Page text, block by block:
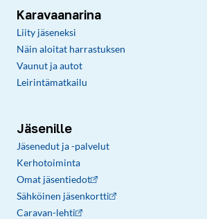
Karavaanarina
Liity jäseneksi
Näin aloitat harrastuksen
Vaunut ja autot
Leirintämatkailu
Jäsenille
Jäsenedut ja -palvelut
Kerhotoiminta
Omat jäsentiedot
Sähköinen jäsenkortti
Caravan-lehti